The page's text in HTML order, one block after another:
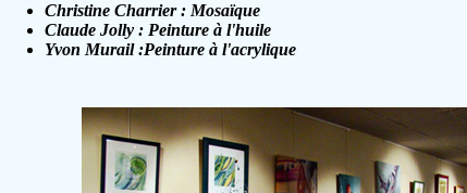
Christine Charrier : Mosaïque
Claude Jolly : Peinture à l'huile
Yvon Murail :Peinture à l'acrylique